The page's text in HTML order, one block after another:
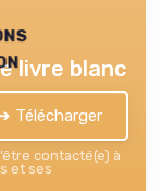
livre blanc
Télécharger
contacté(e) à
et ses